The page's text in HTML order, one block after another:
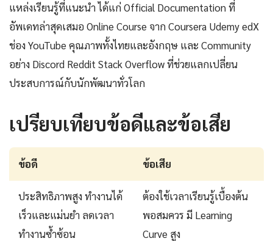
แหล่งเรียนรู้ที่แนะนำ ได้แก่ Official Documentation ที่
อัพเดทล่าสุดเสมอ Online Course จาก Coursera Udemy edX
ช่อง YouTube คุณภาพทั้งไทยและอังกฤษ และ Community
อย่าง Discord Reddit Stack Overflow ที่ช่วยแลกเปลี่ยน
ประสบการณ์กับนักพัฒนาทั่วโลก
เปรียบเทียบข้อดีและข้อเสีย
ข้อดี ข้อเสีย
ประสิทธิภาพสูง ทำงานได้
เร็วและแม่นยำ ลดเวลา
ทำงานซ้ำซ้อน
ต้องใช้เวลาเรียนรู้เบื้องต้น
พอสมควร มี Learning
Curve สูง